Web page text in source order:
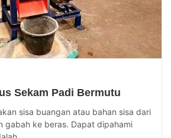
Sekam Padi Bermutu
sisa buangan atau bahan sisa dari
gabah ke beras. Dapat dipahami